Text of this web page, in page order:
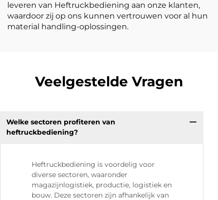
leveren van Heftruckbediening aan onze klanten,
waardoor zij op ons kunnen vertrouwen voor al hun
material handling-oplossingen.
Veelgestelde Vragen
Welke sectoren profiteren van
heftruckbediening?
Heftruckbediening is voordelig voor
diverse sectoren, waaronder
magazijnlogistiek, productie, logistiek en
bouw. Deze sectoren zijn afhankelijk van